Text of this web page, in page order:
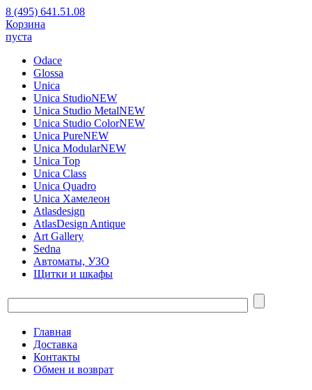
8 (495) 641.51.08
Корзина
пуста
Odace
Glossa
Unica
Unica StudioNEW
Unica Studio MetalNEW
Unica Studio ColorNEW
Unica PureNEW
Unica ModularNEW
Unica Top
Unica Class
Unica Quadro
Unica Хамелеон
Atlasdesign
AtlasDesign Antique
Art Gallery
Sedna
Автоматы, УЗО
Щитки и шкафы
Главная
Доставка
Контакты
Обмен и возврат